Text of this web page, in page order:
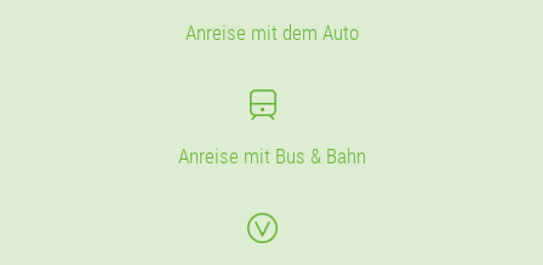
Anreise mit dem Auto
Anreise mit Bus & Bahn